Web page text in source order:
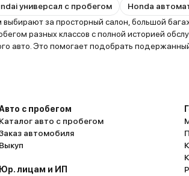
универсал с пробегом Honda
за просторный салон, большой
разных классов с полной историей
авто. Это помогает подобрать
с пробегом
Каталог авто с пробегом
автомобиля
Выкуп
Юр. лицам и ИП